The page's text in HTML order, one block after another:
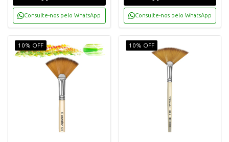
Consulte-nos pelo WhatsApp Consulte-nos pelo WhatsApp
10% OFF 10% OFF